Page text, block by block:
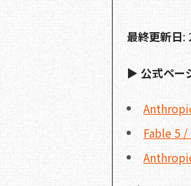
最終更新日:
▶ 公式ペー
Fable 5